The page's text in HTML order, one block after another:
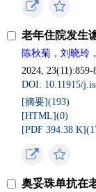
老年住院发生
陈秋菊，刘晓玲
2024, 23(11):859-
DOI: 10.11915/
[摘要](193)
[HTML](0)
[PDF 394.38 K](
奥妥珠单抗在